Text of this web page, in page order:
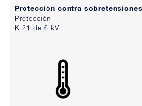
Protección contra sobretensiones
Protección
K.21 de 6 kV